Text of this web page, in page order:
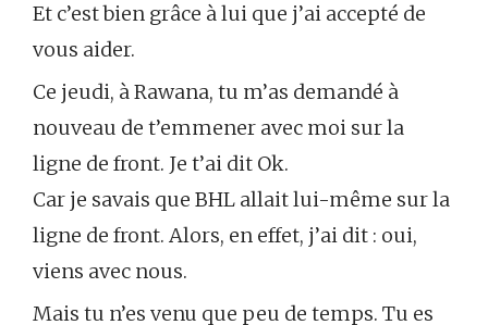
Et c’est bien grâce à lui que j’ai accepté de
vous aider.
Ce jeudi, à Rawana, tu m’as demandé à
nouveau de t’emmener avec moi sur la
ligne de front. Je t’ai dit Ok.
Car je savais que BHL allait lui-même sur la
ligne de front. Alors, en effet, j’ai dit : oui,
viens avec nous.
Mais tu n’es venu que peu de temps. Tu es